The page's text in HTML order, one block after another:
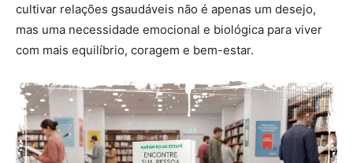
cultivar relações gsaudáveis não é apenas um desejo,
mas uma necessidade emocional e biológica para viver
com mais equilíbrio, coragem e bem-estar.